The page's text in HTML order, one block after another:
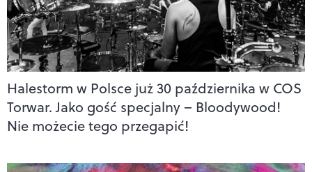
Halestorm w Polsce już 30 października w COS
Torwar. Jako gość specjalny – Bloodywood!
Nie możecie tego przegapić!